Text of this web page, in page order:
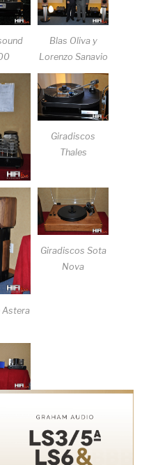
Blas Oliva y
Lorenzo Sanavio
Giradiscos
Thales
Astera
Giradiscos Sota
Nova